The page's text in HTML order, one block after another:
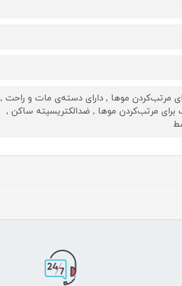
مرتب‌کردن موها , دارای دسته‌ی مات و راحت ,
برای مرتب‌کردن موها , ضدالکتریسیته ساکن ,